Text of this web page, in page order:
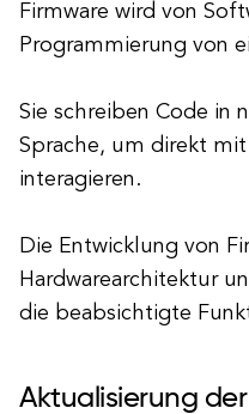
Firmware wird von
Programmierung von
Sie schreiben Code in
Sprache, um direkt
interagieren.
Die Entwicklung von
Hardwarearchitektur
die beabsichtigte
Aktualisierung